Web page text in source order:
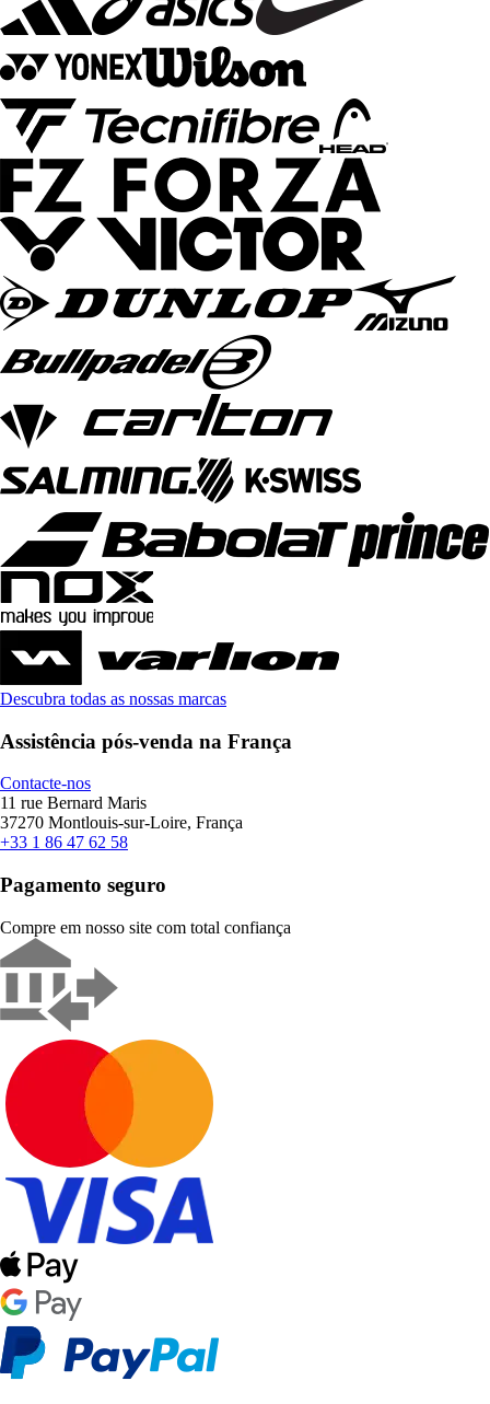
Descubra todas as nossas marcas
Assistência pós-venda na França
Contacte-nos
11 rue Bernard Maris
37270 Montlouis-sur-Loire, França
+33 1 86 47 62 58
Pagamento seguro
Compre em nosso site com total confiança